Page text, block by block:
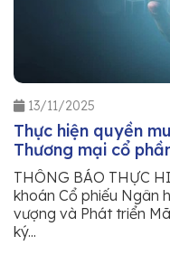
13/11/2025
Thực hiện quyền
Thương mại cổ
THÔNG BÁO THỰC
khoán Cổ phiếu Ngân
vượng và Phát triển
ký...